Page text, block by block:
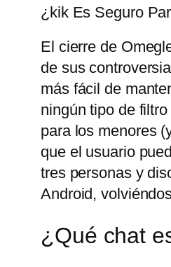
¿kik Es Seguro
El cierre de
de sus
más fácil de
ningún tipo de
para los menores
que el usuario
tres personas y
Android,
¿Qué chat